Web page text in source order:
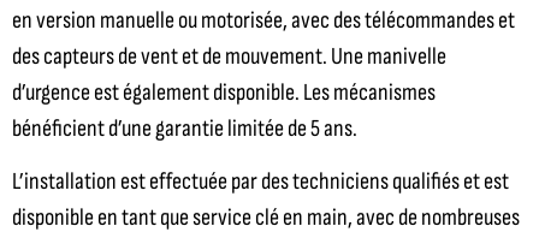
en version manuelle ou motorisée, avec des télécommandes et
des capteurs de vent et de mouvement. Une manivelle
d’urgence est également disponible. Les mécanismes
bénéficient d’une garantie limitée de 5 ans.
L’installation est effectuée par des techniciens qualifiés et est
disponible en tant que service clé en main, avec de nombreuses